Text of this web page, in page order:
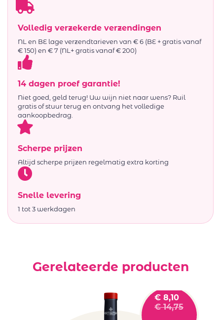
Volledig verzekerde verzendingen
NL en BE lage verzendtarieven van € 6 (BE + gratis vanaf
€ 150) en € 7 (NL+ gratis vanaf € 200)
14 dagen proef garantie!
Niet goed, geld terug! Uw wijn niet naar wens? Ruil
gratis of stuur terug en ontvang het volledige
aankoopbedrag.
Scherpe prijzen
Altijd scherpe prijzen regelmatig extra korting
Snelle levering
1 tot 3 werkdagen
Gerelateerde producten
€ 8,10
€14,75